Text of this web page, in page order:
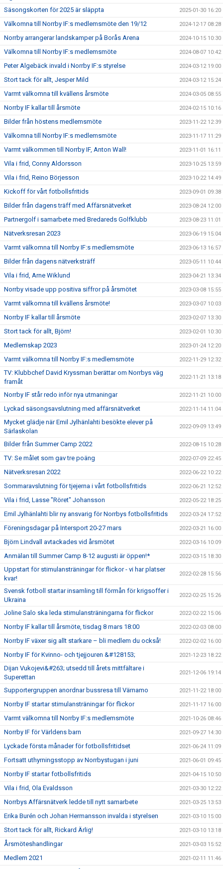
Säsongskorten för 2025 är släppta 2025-01-30 16:20
Välkomna till Norrby IF:s medlemsmöte den 19/12 2024-12-17 08:28
Norrby arrangerar landskamper på Borås Arena 2024-10-15 10:30
Välkomna till Norrby IF:s medlemsmöte 2024-08-07 10:42
Peter Algebäck invald i Norrby IF:s styrelse 2024-03-12 19:00
Stort tack för allt, Jesper Mild 2024-03-12 15:24
Varmt välkomna till kvällens årsmöte 2024-03-05 08:55
Norrby IF kallar till årsmöte 2024-02-15 10:16
Bilder från höstens medlemsmöte 2023-11-22 12:39
Välkomna till Norrby IF:s medlemsmöte 2023-11-17 11:29
Varmt välkommen till Norrby IF, Anton Wall! 2023-11-01 16:11
Vila i frid, Conny Aldorsson 2023-10-25 13:59
Vila i frid, Reino Börjesson 2023-10-22 14:49
Kickoff för vårt fotbollsfritids 2023-09-01 09:38
Bilder från dagens träff med Affärsnätverket 2023-08-24 12:00
Partnergolf i samarbete med Bredareds Golfklubb 2023-08-23 11:01
Nätverksresan 2023 2023-06-19 15:04
Varmt välkomna till Norrby IF:s medlemsmöte 2023-06-13 16:57
Bilder från dagens nätverksträff 2023-05-11 10:44
Vila i frid, Arne Wiklund 2023-04-21 13:34
Norrby visade upp positiva siffror på årsmötet 2023-03-08 15:55
Varmt välkomna till kvällens årsmöte! 2023-03-07 10:03
Norrby IF kallar till årsmöte 2023-02-07 13:30
Stort tack för allt, Björn! 2023-02-01 10:30
Medlemskap 2023 2023-01-24 12:20
Varmt välkomna till Norrby IF:s medlemsmöte 2022-11-29 12:32
TV: Klubbchef David Kryssman berättar om Norrbys väg
framåt
2022-11-21 13:18
Norrby IF står redo inför nya utmaningar 2022-11-21 10:00
Lyckad säsongsavslutning med affärsnätverket 2022-11-14 11:04
Mycket glädje när Emil Jylhänlahti besökte elever på
Särlaskolan
2022-09-09 13:49
Bilder från Summer Camp 2022 2022-08-15 10:28
TV: Se målet som gav tre poäng 2022-07-09 22:45
Nätverksresan 2022 2022-06-22 10:22
Sommaravslutning för tjejerna i vårt fotbollsfritids 2022-06-21 12:52
Vila i frid, Lasse "Röret" Johansson 2022-05-22 18:25
Emil Jylhänlahti blir ny ansvarig för Norrbys fotbollsfritids 2022-03-24 17:52
Föreningsdagar på Intersport 20-27 mars 2022-03-21 16:00
Björn Lindvall avtackades vid årsmötet 2022-03-16 10:09
Anmälan till Summer Camp 8-12 augusti är öppen!* 2022-03-15 18:30
Uppstart för stimulansträningar för flickor - vi har platser
kvar!
2022-02-28 15:56
Svensk fotboll startar insamling till förmån för krigsoffer i
Ukraina
2022-02-25 15:26
Joline Salo ska leda stimulansträningarna för flickor 2022-02-22 15:06
Norrby IF kallar till årsmöte, tisdag 8 mars 18:00 2022-02-03 08:00
Norrby IF växer sig allt starkare – bli medlem du också! 2022-02-02 16:00
Norrby IF för Kvinno- och tjejjouren &#128153; 2021-12-23 18:22
Dijan Vukojevi&#263; utsedd till årets mittfältare i
Superettan
2021-12-06 19:14
Supportergruppen anordnar bussresa till Värnamo 2021-11-22 18:00
Norrby IF startar stimulansträningar för flickor 2021-11-17 16:00
Varmt välkomna till Norrby IF:s medlemsmöte 2021-10-26 08:46
Norrby IF för Världens barn 2021-09-27 14:30
Lyckade första månader för fotbollsfritidset 2021-06-24 11:09
Fortsatt uthyrningsstopp av Norrbystugan i juni 2021-06-01 09:45
Norrby IF startar fotbollsfritids 2021-04-15 10:50
Vila i frid, Ola Evaldsson 2021-03-30 12:22
Norrbys Affärsnätverk ledde till nytt samarbete 2021-03-25 13:53
Erika Burén och Johan Hermansson invalda i styrelsen 2021-03-10 15:00
Stort tack för allt, Rickard Ärlig! 2021-03-10 13:18
Årsmöteshandlingar 2021-03-03 15:52
Medlem 2021 2021-02-11 11:46